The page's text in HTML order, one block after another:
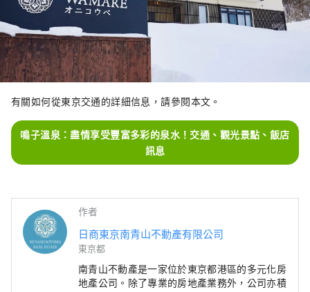
有關如何從東京交通的詳細信息，請參閱本文。
鳴子溫泉：盡情享受豐富多彩的泉水！交通、觀光景點、飯店
訊息
作者
日商東京南青山不動產有限公司
東京都
南青山不動產是一家位於東京都港區的多元化房
地產公司。除了專業的房地產業務外，公司亦積